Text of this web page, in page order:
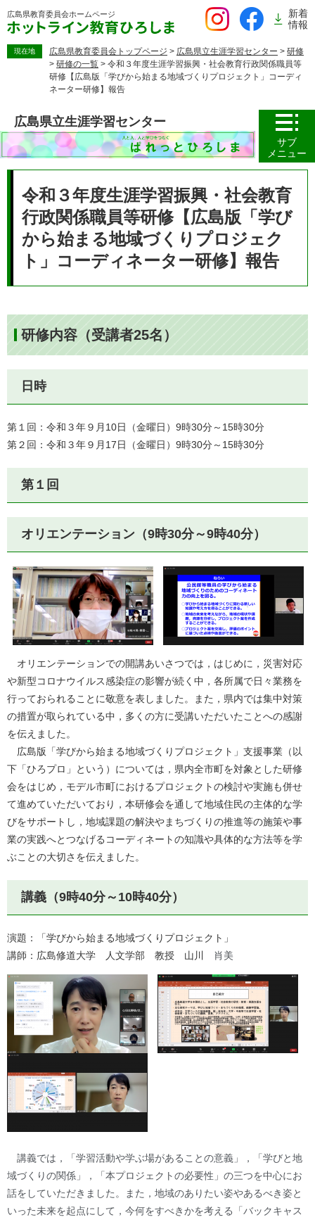
ー
広島県教育委員会ホームページ
新着
情報
現在地 広島県教育委員会トップページ > 広島県立生涯学習センター > 研修
> 研修の一覧 > 令和３年度生涯学習振興・社会教育行政関係職員等
研修【広島版「学びから始まる地域づくりプロジェクト」コーディ
ネーター研修】報告
広島県立生涯学習センター
サブ
メニュー
令和３年度生涯学習振興・社会教育
行政関係職員等研修【広島版「学び
から始まる地域づくりプロジェク
ト」コーディネーター研修】報告
研修内容（受講者25名）
日時
第１回：令和３年９月10日（金曜日）9時30分～15時30分
第２回：令和３年９月17日（金曜日）9時30分～15時30分
第１回
オリエンテーション（9時30分～9時40分）
オリエンテーションでの開講あいさつでは，はじめに，災害対応
や新型コロナウイルス感染症の影響が続く中，各所属で日々業務を
行っておられることに敬意を表しました。また，県内では集中対策
の措置が取られている中，多くの方に受講いただいたことへの感謝
を伝えました。
広島版「学びから始まる地域づくりプロジェクト」支援事業（以
下「ひろプロ」という）については，県内全市町を対象とした研修
会をはじめ，モデル市町におけるプロジェクトの検討や実施も併せ
て進めていただいており，本研修会を通して地域住民の主体的な学
びをサポートし，地域課題の解決やまちづくりの推進等の施策や事
業の実践へとつなげるコーディネートの知識や具体的な方法等を学
ぶことの大切さを伝えました。
講義（9時40分～10時40分）
演題：「学びから始まる地域づくりプロジェクト」
講師：広島修道大学 人文学部 教授 山川 肖美
講義では，「学習活動や学ぶ場があることの意義」，「学びと地
域づくりの関係」，「本プロジェクトの必要性」の三つを中心にお
話をしていただきました。また，地域のありたい姿やあるべき姿と
いった未来を起点にして，今何をすべきかを考える「バックキャス